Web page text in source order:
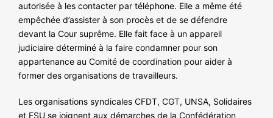
autorisée à les contacter par téléphone. Elle a même été
empêchée d’assister à son procès et de se défendre
devant la Cour suprême. Elle fait face à un appareil
judiciaire déterminé à la faire condamner pour son
appartenance au Comité de coordination pour aider à
former des organisations de travailleurs.
Les organisations syndicales CFDT, CGT, UNSA, Solidaires
et FSU se joignent aux démarches de la Confédération